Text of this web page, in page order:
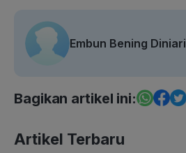
Embun Bening Diniari
Bagikan artikel ini:
Artikel Terbaru